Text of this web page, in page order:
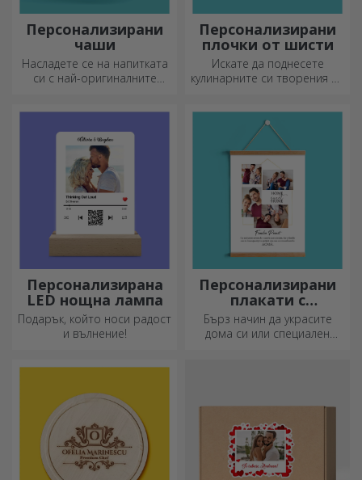
Персонализирани
чаши
Насладете се на напитката
си с най-оригиналните
Персонализирани
плочки от шисти
Искате да поднесете
кулинарните си творения по
шисти и създайте свой
собствен дизайн!
Персонализирана
LED нощна лампа
Подарък, който носи радост
и вълнение!
Персонализирани
плакати с
закачалки
Бърз начин да украсите
дома си или специален